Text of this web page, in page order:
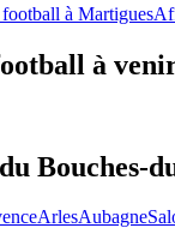
à Martigues
à
Bouches-
ArlesAubagne